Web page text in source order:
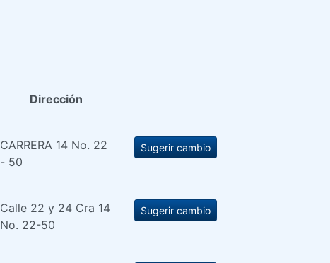
Dirección
CARRERA 14 No. 22
- 50
Sugerir cambio
Calle 22 y 24 Cra 14
No. 22-50
Sugerir cambio